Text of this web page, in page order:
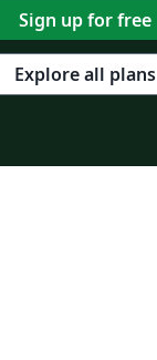
Sign up for free
Explore all plans